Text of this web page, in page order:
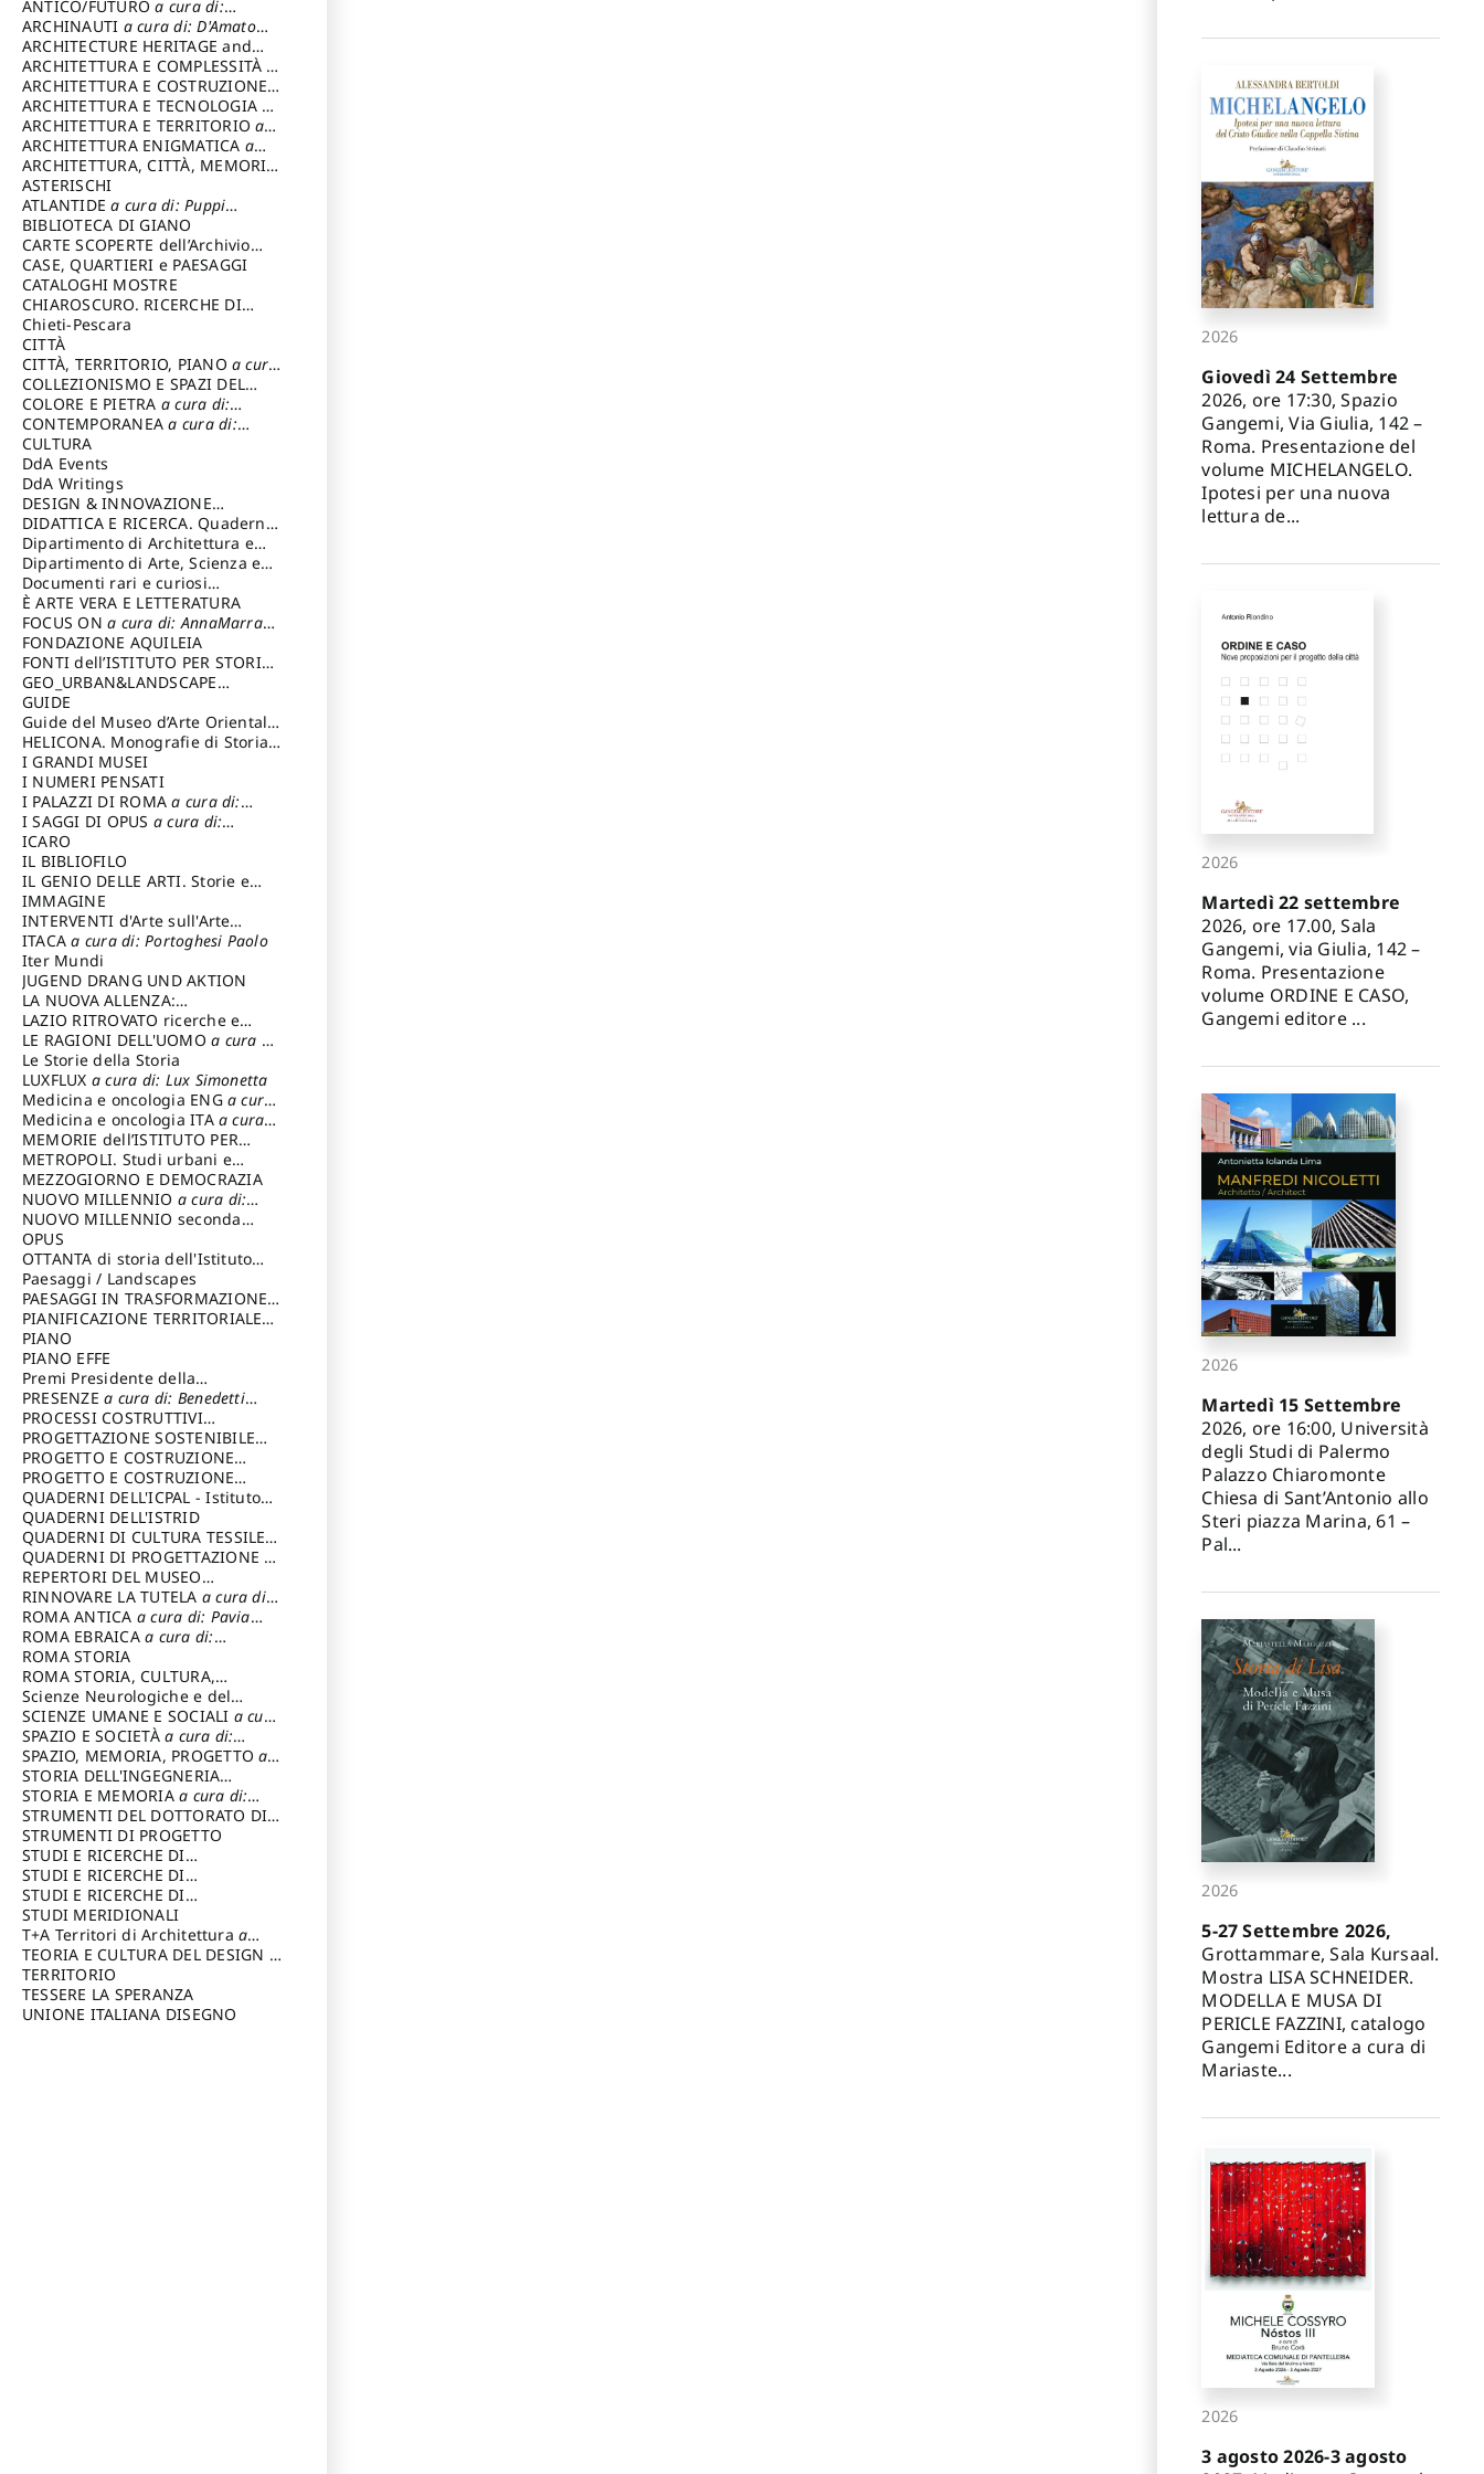
ANTICO/FUTUROa cura di:
Varagnoli Claudio
ARCHINAUTI a cura di: D'Amato
Claudio
ARCHITECTURE HERITAGE and
DESIGN
ARCHITETTURA E COMPLESSITÀ a
cura di: Piva Antonio
ARCHITETTURA E COSTRUZIONEa
cura di: Poretti Sergio
ARCHITETTURA E TECNOLOGIA a
cura di: Carrara Gianfranco
ARCHITETTURA E TERRITORIOa
cura di: Pietrogrande Enrico
ARCHITETTURA ENIGMATICA a
cura di: Lenci Ruggero
ARCHITETTURA, CITTÀ, MEMORIA
a cura di: Valeriani Enrico
ASTERISCHI
ATLANTIDEa cura di: Puppi
Lionello
BIBLIOTECA DI GIANO
CARTE SCOPERTE dell’Archivio
Storico Capitolino
CASE, QUARTIERI e PAESAGGI
CATALOGHI MOSTRE
CHIAROSCURO. RICERCHE DI
STORIA E STORIA DELL'ARTE
cura di: Di Carpegna Falconieri
Tommaso
Chieti-Pescara
CITTÀ
CITTÀ, TERRITORIO, PIANO a cura
di: Imbesi Giuseppe
COLLEZIONISMO E SPAZI DEL
COLLEZIONISMO a cura di:
Magnani Lauro
COLORE E PIETRA a cura di:
Selvaggi Giuseppe
CONTEMPORANEAa cura di:
Gubinelli Luna
CULTURA
DdA Events
DdA Writings
DESIGN & INNOVAZIONE
TECNOLOGICAa cura di: Vallicelli
Andrea
DIDATTICA E RICERCA. Quaderni
della Scuola
Dipartimento di Architettura e
Analisi della Città Mediterranea
Dipartimento di Arte, Scienza e
Tecnica del Costuire
Documenti rari e curiosi
dall'Archivio Segreto
È ARTE VERA E LETTERATURA
FOCUS ONa cura di: AnnaMarra
Contemporanea
FONDAZIONE AQUILEIA
FONTI dell’ISTITUTO PER STORIA
DEL RISORGIMENTO
GEO_URBAN&LANDSCAPE
PLANNING (GULP)
Trusiani Elio
GUIDE
Guide del Museo d’Arte Orientale
“Giuseppe Tucci”
HELICONA. Monografie di Storia
dell'Artea cura di: Gallo Marco
I GRANDI MUSEI
I NUMERI PENSATI
I PALAZZI DI ROMAa cura di:
Ippoliti Alessandro
I SAGGI DI OPUS a cura di:
Scalesse Tommaso
ICARO
IL BIBLIOFILO
IL GENIO DELLE ARTI. Storie e
interpretazione
IMMAGINE
INTERVENTI d'Arte sull'Arte
dedicata alla cultura della
conservazione d’arte
Fondazione Paola Droghetti onlus
ITACAa cura di: Portoghesi Paolo
Iter Mundi
JUGEND DRANG UND AKTION
LA NUOVA ALLENZA:
ARCHITETTURA & AMBIENTE
LAZIO RITROVATO ricerche e
restauri
LE RAGIONI DELL'UOMOa cura di:
Lombardi Satriani Luigi
Le Storie della Storia
LUXFLUX a cura di: Lux Simonetta
Medicina e oncologia ENG a cura
di: Lopez Massimo
Medicina e oncologia ITA a cura
di: Lopez Massimo
MEMORIE dell’ISTITUTO PER
STORIA DEL RISORGIMENTO
METROPOLI. Studi urbani e
regionali
MEZZOGIORNO E DEMOCRAZIA
NUOVO MILLENNIO a cura di:
Capaldo Pellegrino
NUOVO MILLENNIO seconda
serie
Francesco
OPUS
OTTANTA di storia dell'Istituto
storia dell’Istitutoa cura di:
Cavalieri Patrizia
Paesaggi / Landscapes
PAESAGGI IN TRASFORMAZIONEa
cura di: Corti Enrico A.
PIANIFICAZIONE TERRITORIALE
URBANISTICA ED AMBIENTALE
cura di: Costa Enrico
PIANO
PIANO EFFE
Premi Presidente della
Repubblica
PRESENZEa cura di: Benedetti
Sandro
PROCESSI COSTRUTTIVI
DELL'ARCHITETTURAa cura di:
Ippoliti Alessandro
PROGETTAZIONE SOSTENIBILE
PARTECIPATA
PROGETTO E COSTRUZIONE
DELL’ARCHITETTURA
PROGETTO E COSTRUZIONE
SOSTENIBILE
QUADERNI DELL'ICPAL - Istituto
centrale per il restauro e la
conservazione del patrimonio
archivistico e librario
QUADERNI DELL'ISTRID
QUADERNI DI CULTURA TESSILEa
cura di: Crispolti Livia
QUADERNI DI PROGETTAZIONE a
cura di: Giura Longo Tommaso
REPERTORI DEL MUSEO
CENTRALE DEL RISORGIMENTOa
cura di: Pizzo Marco
RINNOVARE LA TUTELA a cura di:
Cicalò Enrico
ROMA ANTICA a cura di: Pavia
Carlo
ROMA EBRAICAa cura di:
Procaccia Claudio
ROMA STORIA
ROMA STORIA, CULTURA,
IMMAGINEa cura di: Fagiolo
Marcello
Scienze Neurologiche e del
Comportamento
SCIENZE UMANE E SOCIALI a cura
di: Iannizzi Salvatore
SPAZIO E SOCIETÀa cura di:
Cassetti Roberto
SPAZIO, MEMORIA, PROGETTOa
cura di: Rossi Massimo
STORIA DELL'INGEGNERIA
STRUTTURALE IN ITALIAa cura di:
Poretti Sergio
STORIA E MEMORIAa cura di:
Rossi Lauro
STRUMENTI DEL DOTTORATO DI
RICERCA IN RILIEVO E
RAPPRESENTAZIONE
DELL’ARCHITETTURA E
DELL’AMBIENTEa cura di: Migliari
Riccardo
STRUMENTI DI PROGETTO
STUDI E RICERCHE DI
ARCHEOLOGIA IN SICILIA
di: Pelagatti Paola
STUDI E RICERCHE DI
ARCHITETTURA del Dipartimento
di Architettura Università degli
Studi G. d' Annunzio
STUDI E RICERCHE DI
ARCHITETTURA del Dipartimento
di Architettura Università degli
Studi G. d' Annunzio, Chieti-
Pescaraa cura di: Fusero Paolo
STUDI MERIDIONALI
T+A Territori di Architetturaa
cura di: Ramazzotti Luigi
TEORIA E CULTURA DEL DESIGN a
cura di: Furlanis Giuseppe
TERRITORIO
TESSERE LA SPERANZA
UNIONE ITALIANA DISEGNO
2026
Giovedì 24 Settembre
2026, ore 17:30, Spazio
Gangemi, Via Giulia, 142 –
Roma. Presentazione del
volume MICHELANGELO.
Ipotesi per una nuova
lettura de...
2026
Martedì 22 settembre
2026, ore 17.00, Sala
Gangemi, via Giulia, 142 –
Roma. Presentazione
volume ORDINE E CASO,
Gangemi editore ...
2026
Martedì 15 Settembre
2026, ore 16:00, Università
degli Studi di Palermo
Palazzo Chiaromonte
Chiesa di Sant’Antonio allo
Steri piazza Marina, 61 –
Pal...
2026
5-27 Settembre 2026,
Grottammare, Sala Kursaal.
Mostra LISA SCHNEIDER.
MODELLA E MUSA DI
PERICLE FAZZINI, catalogo
Gangemi Editore a cura di
Mariaste...
2026
3 agosto 2026-3 agosto